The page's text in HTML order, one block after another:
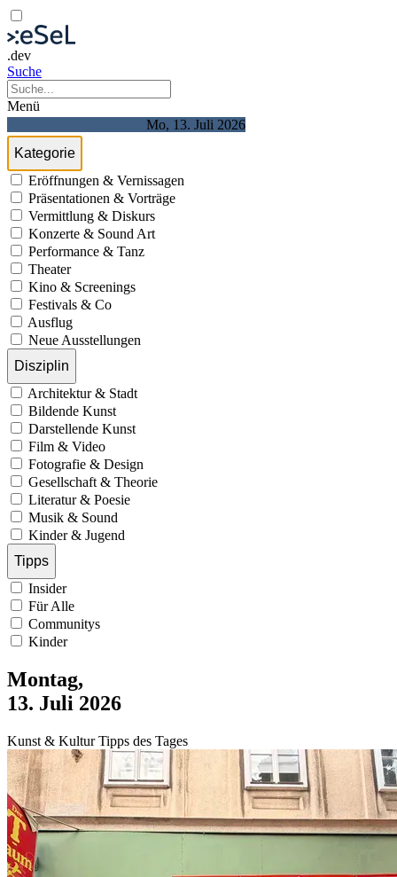
.dev
Suche
Menü
Mo, 13. Juli 2026
Kategorie
Eröffnungen & Vernissagen
Präsentationen & Vorträge
Vermittlung & Diskurs
Konzerte & Sound Art
Performance & Tanz
Theater
Kino & Screenings
Festivals & Co
Ausflug
Neue Ausstellungen
Disziplin
Architektur & Stadt
Bildende Kunst
Darstellende Kunst
Film & Video
Fotografie & Design
Gesellschaft & Theorie
Literatur & Poesie
Musik & Sound
Kinder & Jugend
Tipps
Insider
Für Alle
Communitys
Kinder
Montag,
13. Juli 2026
Kunst & Kultur Tipps des Tages